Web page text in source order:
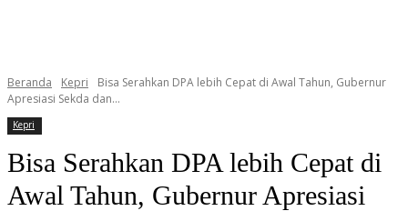
Beranda Kepri
Bisa Serahkan DPA lebih Cepat di Awal Tahun, Gubernur
Apresiasi Sekda dan...
Kepri
Bisa Serahkan DPA lebih Cepat di
Awal Tahun, Gubernur Apresiasi